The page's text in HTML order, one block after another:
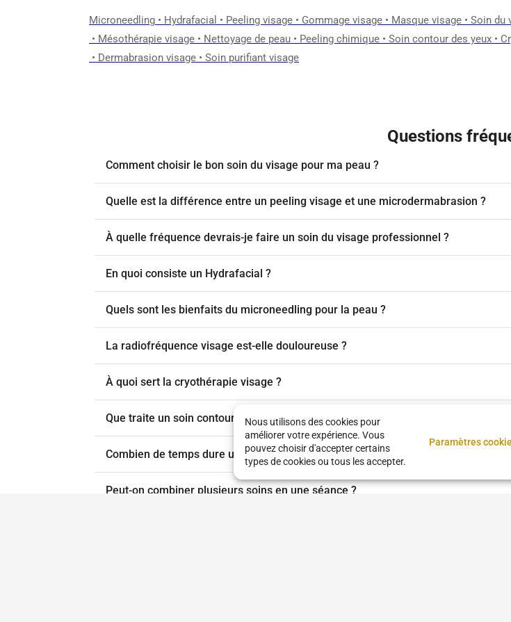
Microneedling • Hydrafacial • Peeling visage • Gommage visage • Masque visage • Soin du
• Mésothérapie visage • Nettoyage de peau • Peeling chimique • Soin contour des yeux •
• Dermabrasion visage • Soin purifiant visage
Questions
Comment choisir le bon soin du visage pour ma peau ?
Quelle est la différence entre un peeling visage et une microdermabrasion ?
À quelle fréquence devrais-je faire un soin du visage professionnel ?
En quoi consiste un Hydrafacial ?
Quels sont les bienfaits du microneedling pour la peau ?
La radiofréquence visage est-elle douloureuse ?
À quoi sert la cryothérapie visage ?
Que traite un soin contour des yeux ?
Combien de temps dure un soin visage complet ?
Peut-on combiner plusieurs soins en une séance ?
Nous utilisons des cookies pour
améliorer votre expérience. Vous
pouvez choisir d'accepter certains
types de cookies ou tous les accepter.
Paramètres